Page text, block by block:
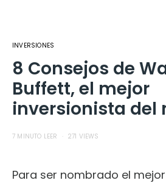
INVERSIONES
8 Consejos de
Buffett, el mejor
inversionista del
7 MINUTO LEER 271 VIEWS
Para ser nombrado el